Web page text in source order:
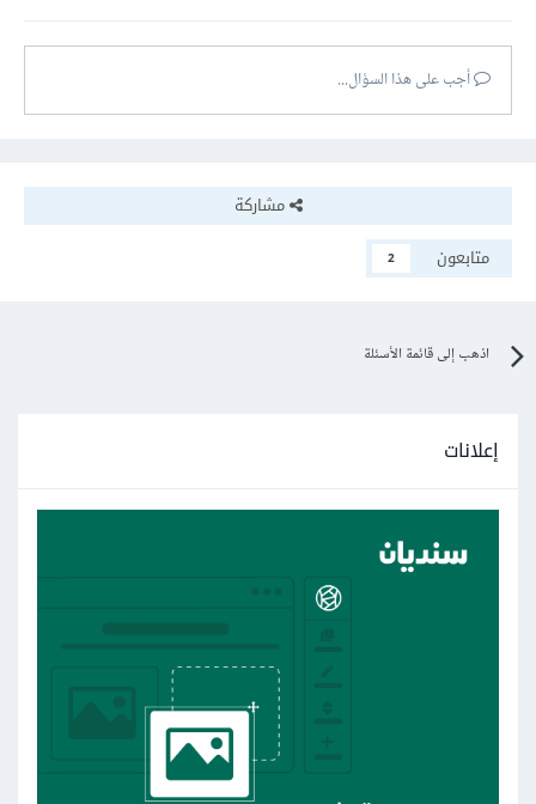
أجب على هذا السؤال...
مشاركة
متابعون
2
اذهب إلى قائمة الأسئلة
إعلانات